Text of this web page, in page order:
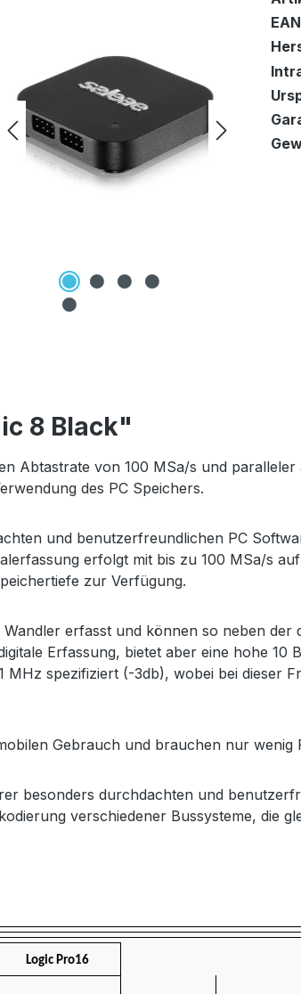
In
8 Black"
Abtastrate von 100 MSa/s und
des PC Speichers.
und benutzerfreundlichen PC
erfolgt mit bis zu 100 MSa/s
zur Verfügung.
erfasst und können so neben der
Erfassung, bietet aber eine hohe
spezifiziert (-3db), wobei bei dieser
Gebrauch und brauchen nur wenig
besonders durchdachten und
verschiedener Bussysteme, die
Logic Pro16